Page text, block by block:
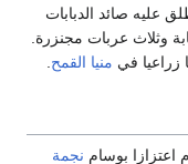
عليه صائد الدبابات
دبابة وثلاث عربات مجنزرة.
في منيا القمح
نجمة